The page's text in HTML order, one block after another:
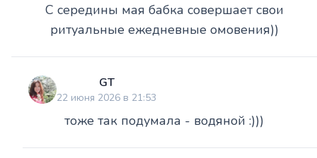
С середины мая бабка совершает свои
ритуальные ежедневные омовения))
GT
22 июня 2026 в 21:53
тоже так подумала - водяной :)))